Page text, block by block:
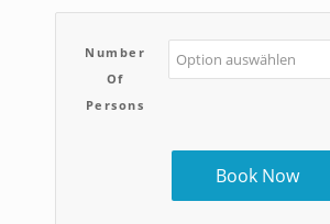
Number
Of
Persons
Book Now